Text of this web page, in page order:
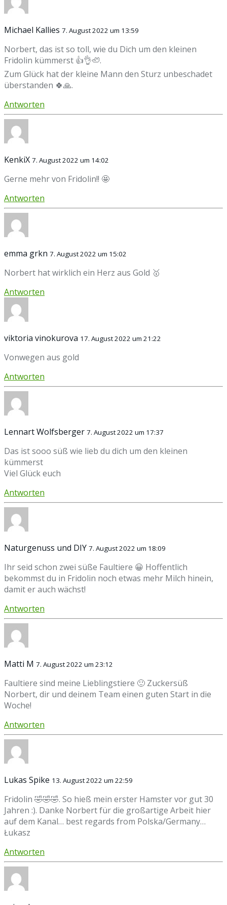
Michael Kallies 7. August 2022 um 13:59
Norbert, das ist so toll, wie du Dich um den kleinen
Fridolin kümmerst 👍👌🦥.
Zum Glück hat der kleine Mann den Sturz unbeschadet
überstanden 🍀🙏.
Antworten
KenkiX 7. August 2022 um 14:02
Gerne mehr von Fridolin!! 🤩
Antworten
emma grkn 7. August 2022 um 15:02
Norbert hat wirklich ein Herz aus Gold 🥇
Antworten
viktoria vinokurova 17. August 2022 um 21:22
Vonwegen aus gold
Antworten
Lennart Wolfsberger 7. August 2022 um 17:37
Das ist sooo süß wie lieb du dich um den kleinen
kümmerst
Viel Glück euch
Antworten
Naturgenuss und DIY 7. August 2022 um 18:09
Ihr seid schon zwei süße Faultiere 😀 Hoffentlich
bekommst du in Fridolin noch etwas mehr Milch hinein,
damit er auch wächst!
Antworten
Matti M 7. August 2022 um 23:12
Faultiere sind meine Lieblingstiere 🙂 Zuckersüß
Norbert, dir und deinem Team einen guten Start in die
Woche!
Antworten
Lukas Spike 13. August 2022 um 22:59
Fridolin 🤣🤣🤣. So hieß mein erster Hamster vor gut 30
Jahren :). Danke Norbert für die großartige Arbeit hier
auf dem Kanal… best regards from Polska/Germany…
Łukasz
Antworten